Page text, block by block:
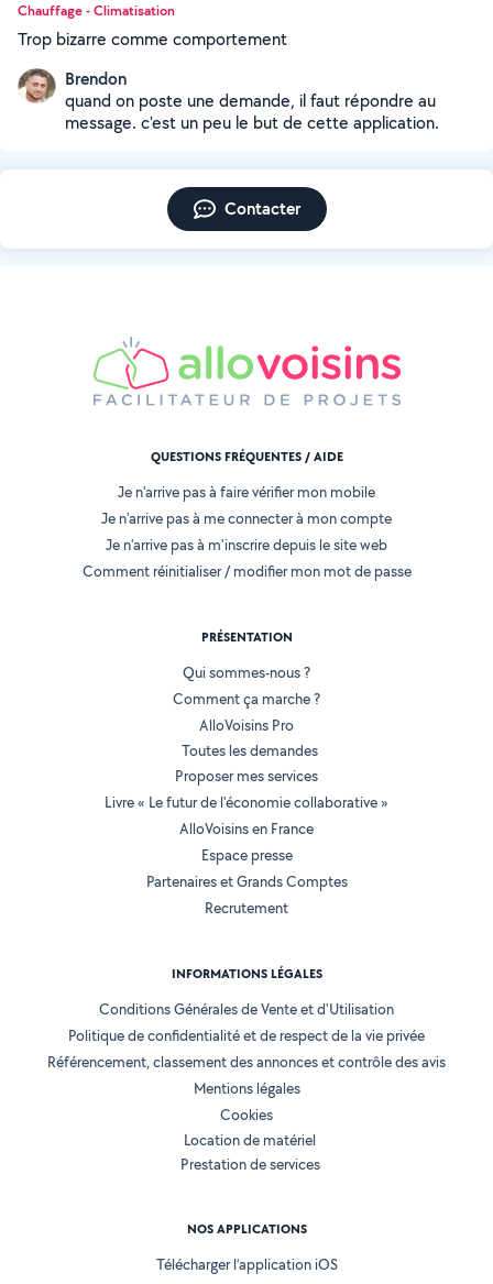
Chauffage - Climatisation
Trop bizarre comme comportement
Brendon
quand on poste une demande, il faut répondre au
message. c'est un peu le but de cette application.
Contacter
QUESTIONS FRÉQUENTES / AIDE
Je n'arrive pas à faire vérifier mon mobile
Je n'arrive pas à me connecter à mon compte
Je n'arrive pas à m'inscrire depuis le site web
Comment réinitialiser / modifier mon mot de passe
PRÉSENTATION
Qui sommes-nous ?
Comment ça marche ?
AlloVoisins Pro
Toutes les demandes
Proposer mes services
Livre « Le futur de l'économie collaborative »
AlloVoisins en France
Espace presse
Partenaires et Grands Comptes
Recrutement
INFORMATIONS LÉGALES
Conditions Générales de Vente et d'Utilisation
Politique de confidentialité et de respect de la vie privée
Référencement, classement des annonces et contrôle des avis
Mentions légales
Cookies
Location de matériel
Prestation de services
NOS APPLICATIONS
Télécharger l’application iOS